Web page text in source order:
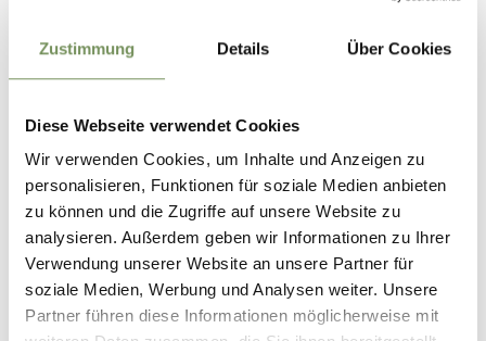
Zustimmung Details Über Cookies
Diese Webseite verwendet Cookies
Wir verwenden Cookies, um Inhalte und Anzeigen zu
personalisieren, Funktionen für soziale Medien anbieten
zu können und die Zugriffe auf unsere Website zu
analysieren. Außerdem geben wir Informationen zu Ihrer
Verwendung unserer Website an unsere Partner für
soziale Medien, Werbung und Analysen weiter. Unsere
Partner führen diese Informationen möglicherweise mit
Kreditkarte
Garten
Hunde erlaubt
Geeignet für Busse
Tischreservierung
Kontakt
Restaurant THEDL